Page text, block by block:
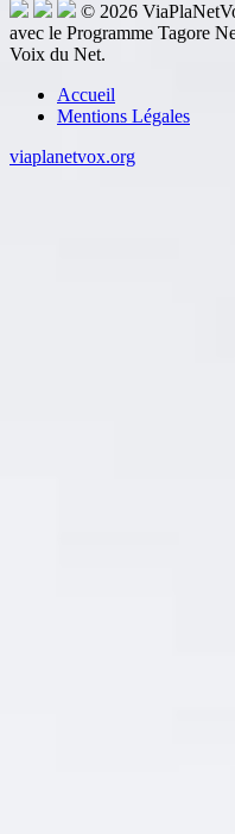
© 2026
avec le Programme Tagore
Voix du Net.
Accueil
Mentions Légales
viaplanetvox.org